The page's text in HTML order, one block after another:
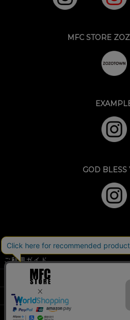
MFC STORE
GOD BLESS
ご利用ガイド
特定商取引法に基づく表示
個人情報の取扱
お問い合わせフォーム